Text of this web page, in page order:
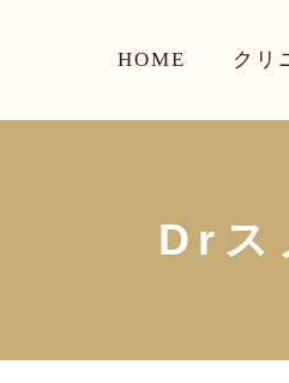
HOME クリ
Drス